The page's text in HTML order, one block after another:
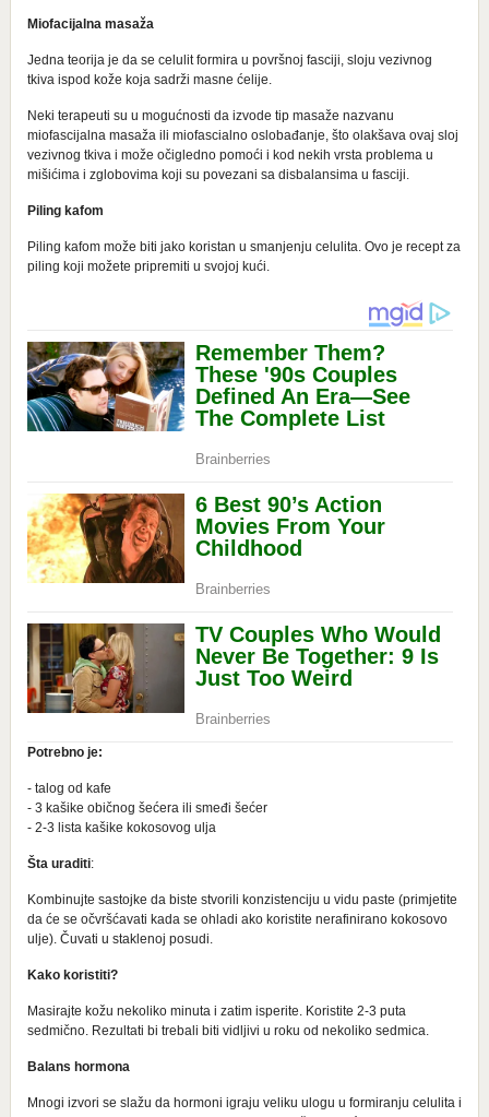
Miofacijalna masaža
Jedna teorija je da se celulit formira u površnoj fasciji, sloju vezivnog
tkiva ispod kože koja sadrži masne ćelije.
Neki terapeuti su u mogućnosti da izvode tip masaže nazvanu
miofascijalna masaža ili miofascialno oslobađanje, što olakšava ovaj sloj
vezivnog tkiva i može očigledno pomoći i kod nekih vrsta problema u
mišićima i zglobovima koji su povezani sa disbalansima u fasciji.
Piling kafom
Piling kafom može biti jako koristan u smanjenju celulita. Ovo je recept za
piling koji možete pripremiti u svojoj kući.
Potrebno je:
- talog od kafe
- 3 kašike običnog šećera ili smeđi šećer
- 2-3 lista kašike kokosovog ulja
Šta uraditi:
Kombinujte sastojke da biste stvorili konzistenciju u vidu paste (primjetite
da će se očvršćavati kada se ohladi ako koristite nerafinirano kokosovo
ulje). Čuvati u staklenoj posudi.
Kako koristiti?
Masirajte kožu nekoliko minuta i zatim isperite. Koristite 2-3 puta
sedmično. Rezultati bi trebali biti vidljivi u roku od nekoliko sedmica.
Balans hormona
Mnogi izvori se slažu da hormoni igraju veliku ulogu u formiranju celulita i